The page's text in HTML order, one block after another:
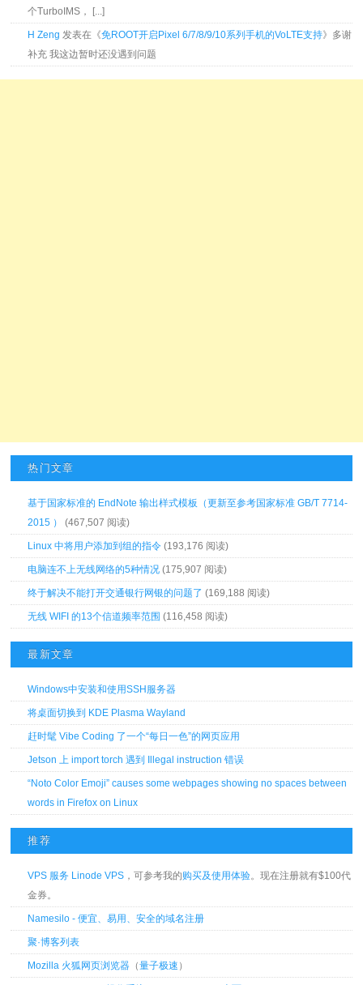
个TurboIMS， [...]
H Zeng 发表在《免ROOT开启Pixel 6/7/8/9/10系列手机的VoLTE支持》多谢
补充 我这边暂时还没遇到问题
热门文章
基于国家标准的 EndNote 输出样式模板（更新至参考国家标准 GB/T 7714-
2015 ）
(467,507 阅读)
Linux 中将用户添加到组的指令 (193,176 阅读)
电脑连不上无线网络的5种情况 (175,907 阅读)
终于解决不能打开交通银行网银的问题了 (169,188 阅读)
无线 WIFI 的13个信道频率范围 (116,458 阅读)
最新文章
Windows中安装和使用SSH服务器
将桌面切换到 KDE Plasma Wayland
赶时髦 Vibe Coding 了一个“每日一色”的网页应用
Jetson 上 import torch 遇到 Illegal instruction 错误
“Noto Color Emoji” causes some webpages showing no spaces between
words in Firefox on Linux
推荐
VPS 服务 Linode VPS ，可参考我的购买及使用体验。现在注册就有$100代
金券。
Namesilo - 便宜、易用、安全的域名注册
聚·博客列表
Mozilla 火狐网页浏览器 （量子极速 ）